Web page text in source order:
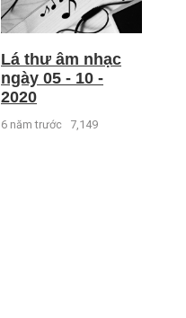
Lá thư âm nhạc
ngày 05 - 10 -
2020
6 năm trước 7,149